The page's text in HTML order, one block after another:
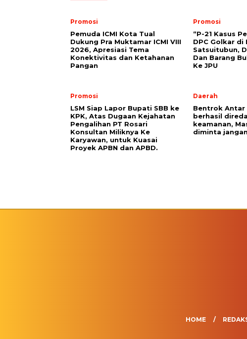
Promosi
Pemuda ICMI Kota Tual
Dukung Pra Muktamar ICMI VIII
2026, Apresiasi Tema
Konektivitas dan Ketahanan
Pangan
Promosi
“P-21 Kasus
DPC Golkar di
Satsuitubun,
Dan Barang
Ke JPU
Promosi
LSM Siap Lapor Bupati SBB ke
KPK, Atas Dugaan Kejahatan
Pengalihan PT Rosari
Konsultan Miliknya Ke
Karyawan, untuk Kuasai
Proyek APBN dan APBD.
Daerah
Bentrok Antar
berhasil
keamanan,
diminta
HOME